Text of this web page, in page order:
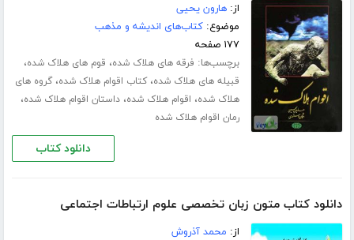
از:هارون یحیی
موضوع:کتاب‌های اندیشه و مذهب
۱۷۷ صفحه
برچسب‌ها: فرقه های هلاک شده، قوم های هلاک شده،
قبیله های هلاک شده،کتاب اقوام هلاک شده،گروه های
هلاک شده، اقوام هلاک شده،داستان اقوام هلاک شده،
رمان اقوام هلاک شده
دانلود کتاب
دانلود کتاب متون زبان تخصصی علوم ارتباطات اجتماعی
از: محمد آذروش